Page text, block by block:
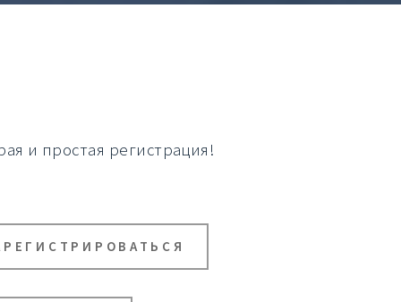
и простая регистрация!